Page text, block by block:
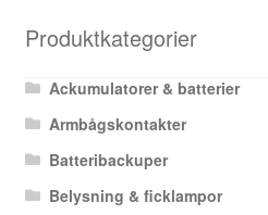
Produktkategorier
Ackumulatorer & batterier
Armbågskontakter
Batteribackuper
Belysning & ficklampor